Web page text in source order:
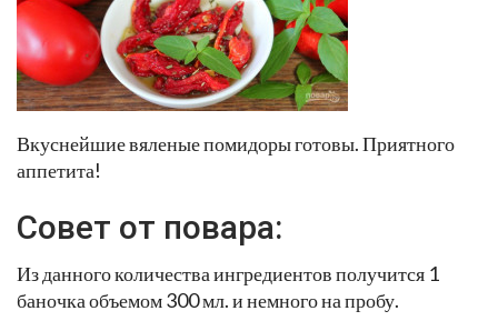
Вкуснейшие вяленые помидоры готовы. Приятного
аппетита!
Совет от повара:
Из данного количества ингредиентов получится 1
баночка объемом 300 мл. и немного на пробу.